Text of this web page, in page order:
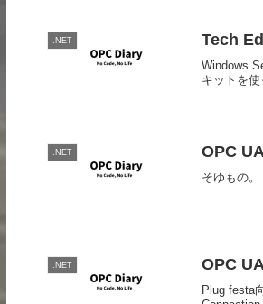
.NET Tech
Windows
キットを
.NET OPC
そゆもの。
.NET OPC
Plug festa